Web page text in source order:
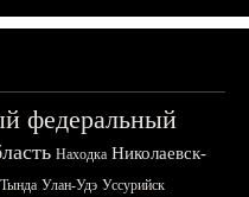
федеральный
Находка Николаевск-
Тында Улан-Удэ Уссурийск